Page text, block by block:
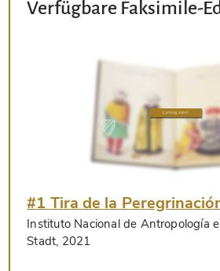
Verfügbare Faksimile-
#1 Tira de la
Instituto Nacional de Antropología
Stadt, 2021